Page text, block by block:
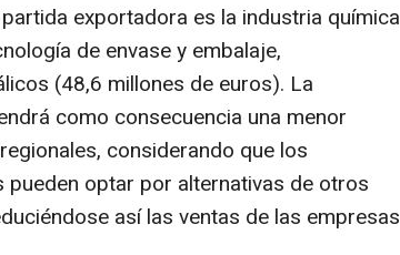
exportadora es la industria química
de envase y embalaje,
(48,6 millones de euros). La
como consecuencia una menor
considerando que los
optar por alternativas de otros
así las ventas de las empresas